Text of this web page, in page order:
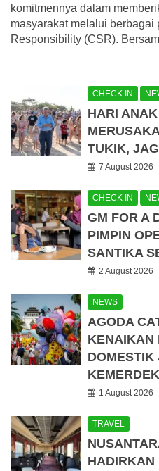
komitmennya dalam
masyarakat melalui berbagai
Responsibility (CSR).
CHECK IN
HARI
TUKIK,
7 August 2026
CHECK IN
GM FOR A
PIMPIN
SANTIKA
2 August 2026
NEWS
AGODA
KENAIKAN
1 August 2026
TRAVEL
HADIRKAN